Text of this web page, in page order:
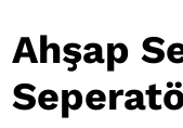
Ahşap